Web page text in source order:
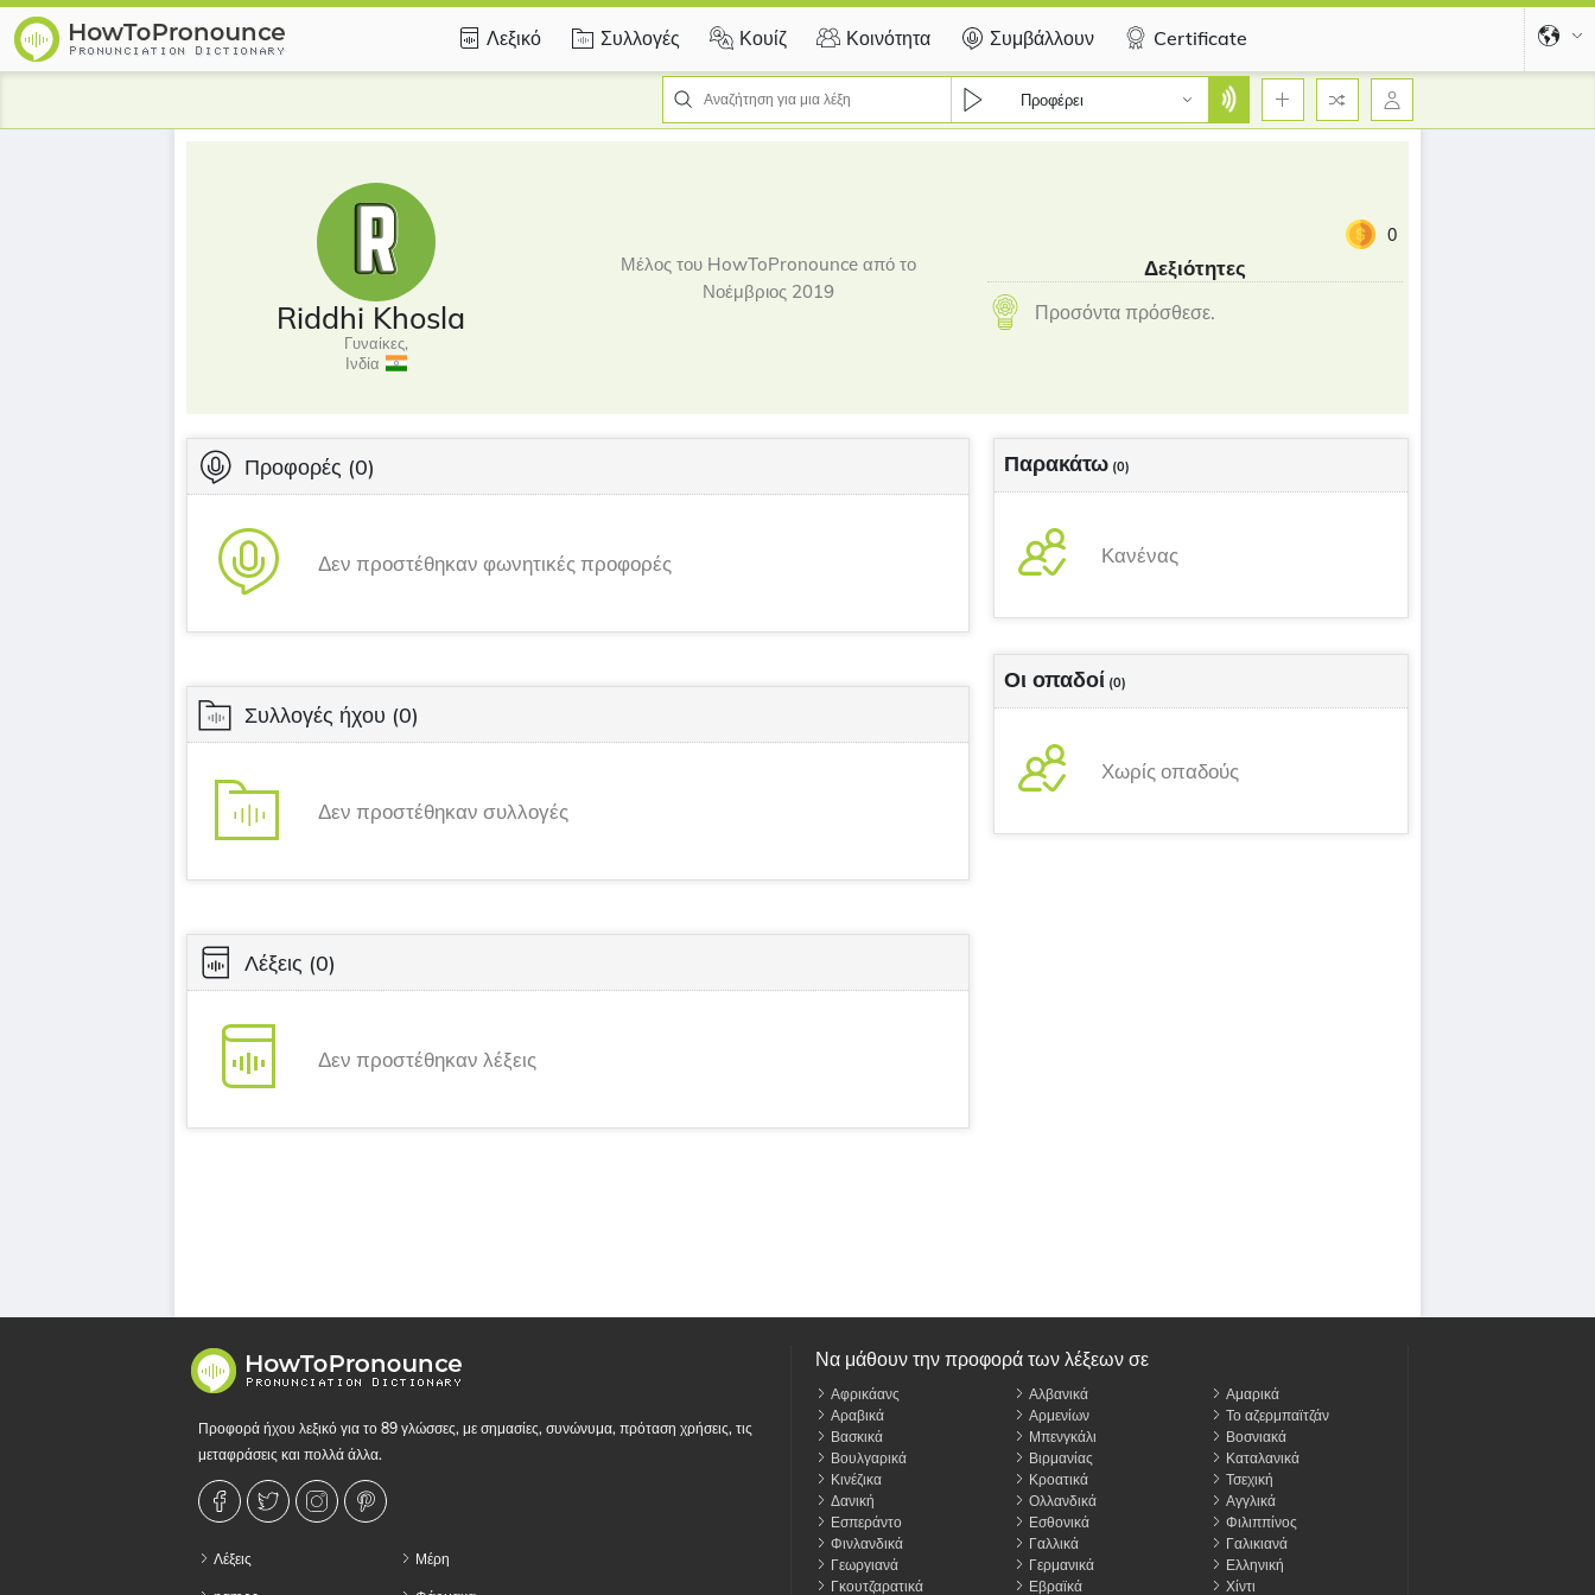
Λεξικό Συλλογές Κουίζ Κοινότητα Συμβάλλουν Certificate
Προφέρει
Riddhi Khosla
Γυναίκες,
Ινδία
Μέλος του HowToPronounce από το
Νοέμβριος 2019
0
Δεξιότητες
Προσόντα πρόσθεσε.
Προφορές (0)
Δεν προστέθηκαν φωνητικές προφορές
Συλλογές ήχου (0)
Δεν προστέθηκαν συλλογές
Λέξεις (0)
Δεν προστέθηκαν λέξεις
Παρακάτω (0)
Κανένας
Οι οπαδοί (0)
Χωρίς οπαδούς
Προφορά ήχου λεξικό για το 89 γλώσσες, με σημασίες, συνώνυμα, πρόταση χρήσεις, τις
μεταφράσεις και πολλά άλλα.
Λέξεις Μέρη
Να μάθουν την προφορά των λέξεων σε
Αφρικάανς Αλβανικά
Αμαρικά
Αραβικά
Αρμενίων
Το αζερμπαϊτζάν
Βασκικά
Μπενγκάλι
Βοσνιακά
Βουλγαρικά
Βιρμανίας
Καταλανικά
Κινέζικα
Κροατικά
Τσεχική
Δανική
Ολλανδικά
Αγγλικά
Εσπεράντο
Εσθονικά
Φιλιππίνος
Φινλανδικά
Γαλλικά
Γαλικιανά
Γεωργιανά
Γερμανικά
Ελληνική
Γκουτζαρατικά
Εβραϊκά
Χίντι